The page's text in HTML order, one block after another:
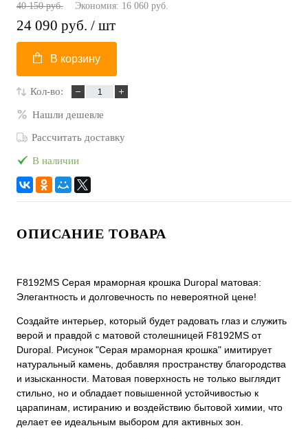
40 150 руб. Экономия: 16 060 руб.
24 090 руб. / шт
В корзину
Кол-во:
Нашли дешевле
Рассчитать доставку
В наличии
ОПИСАНИЕ ТОВАРА
F8192MS Серая мраморная крошка Duropal матовая:
Элегантность и долговечность по невероятной цене!
Создайте интерьер, который будет радовать глаз и служить
верой и правдой с матовой столешницей F8192MS от
Duropal. Рисунок "Серая мраморная крошка" имитирует
натуральный камень, добавляя пространству благородства
и изысканности. Матовая поверхность не только выглядит
стильно, но и обладает повышенной устойчивостью к
царапинам, истиранию и воздействию бытовой химии, что
делает ее идеальным выбором для активных зон.